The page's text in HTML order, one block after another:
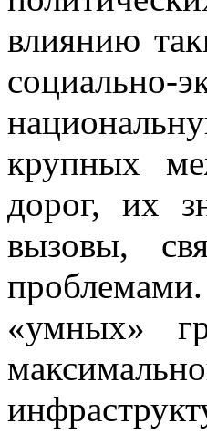
влиянию
крупных
дорог, их
вызовы,
«умных»